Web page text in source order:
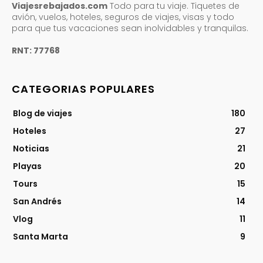
Viajesrebajados.com Todo para tu viaje. Tiquetes de
avión, vuelos, hoteles, seguros de viajes, visas y todo
para que tus vacaciones sean inolvidables y tranquilas.
RNT: 77768
CATEGORIAS POPULARES
Blog de viajes
180
Hoteles
27
Noticias
21
Playas
20
Tours
15
San Andrés
14
Vlog
11
Santa Marta
9